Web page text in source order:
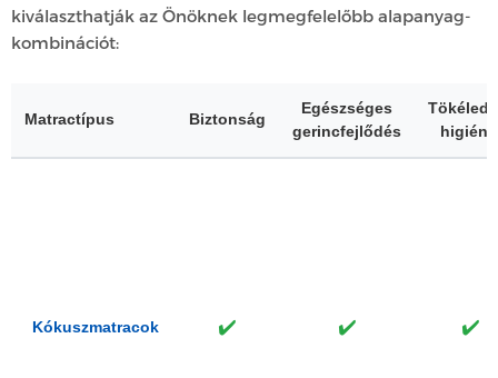
kiválaszthatják az Önöknek legmegfelelőbb alapanyag-
kombinációt:
Matractípus Biztonság
Egészséges
gerincfejlődés
Kókuszmatracok ✔️ ✔️ ✔️